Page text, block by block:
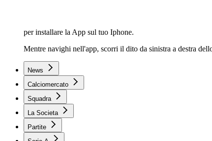
per installare la App sul tuo Iphone.
Mentre navighi nell'app, scorri il dito da sinistra a destra
News
Calciomercato
Squadra
La Societa
Partite